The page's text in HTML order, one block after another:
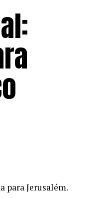
para Jerusalém.